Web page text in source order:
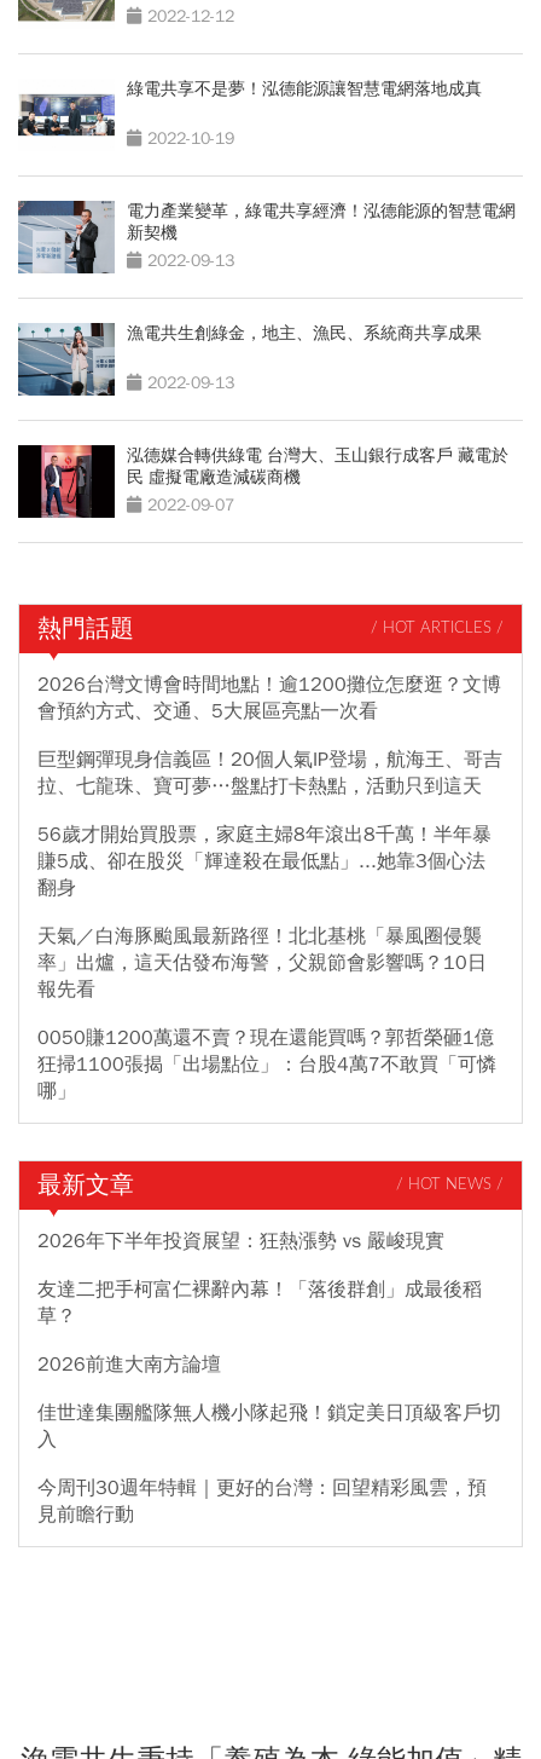
2022-12-12
綠電共享不是夢！泓德能源讓智慧電網落地成真
2022-10-19
電力產業變革，綠電共享經濟！泓德能源的智慧電網
新契機
2022-09-13
漁電共生創綠金，地主、漁民、系統商共享成果
2022-09-13
泓德媒合轉供綠電 台灣大、玉山銀行成客戶 藏電於
民 虛擬電廠造減碳商機
2022-09-07
熱門話題 / HOT ARTICLES /
2026台灣文博會時間地點！逾1200攤位怎麼逛？文博
會預約方式、交通、5大展區亮點一次看
巨型鋼彈現身信義區！20個人氣IP登場，航海王、哥吉
拉、七龍珠、寶可夢…盤點打卡熱點，活動只到這天
56歲才開始買股票，家庭主婦8年滾出8千萬！半年暴
賺5成、卻在股災「輝達殺在最低點」...她靠3個心法
翻身
天氣／白海豚颱風最新路徑！北北基桃「暴風圈侵襲
率」出爐，這天估發布海警，父親節會影響嗎？10日
報先看
0050賺1200萬還不賣？現在還能買嗎？郭哲榮砸1億
狂掃1100張揭「出場點位」：台股4萬7不敢買「可憐
哪」
最新文章 / HOT NEWS /
2026年下半年投資展望：狂熱漲勢 vs 嚴峻現實
友達二把手柯富仁裸辭內幕！「落後群創」成最後稻
草？
2026前進大南方論壇
佳世達集團艦隊無人機小隊起飛！鎖定美日頂級客戶切
入
今周刊30週年特輯｜更好的台灣：回望精彩風雲，預
見前瞻行動